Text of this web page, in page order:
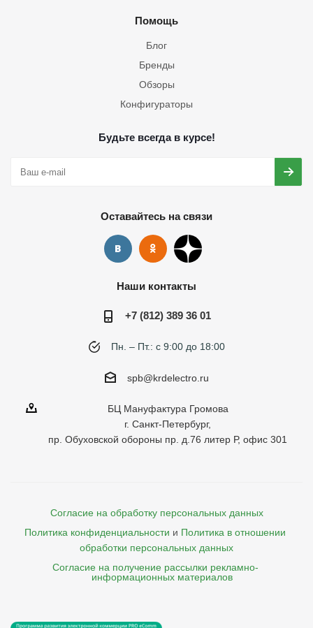
Помощь
Блог
Бренды
Обзоры
Конфигураторы
Будьте всегда в курсе!
Оставайтесь на связи
Наши контакты
+7 (812) 389 36 01
Пн. – Пт.: с 9:00 до 18:00
spb@krdelectro.ru
БЦ Мануфактура Громова
г. Санкт-Петербург,
пр. Обуховской обороны пр. д.76 литер Р, офис 301
Согласие на обработку персональных данных
Политика конфиденциальности и Политика в отношении
обработки персональных данных
Согласие на получение рассылки рекламно-
    информационных материалов